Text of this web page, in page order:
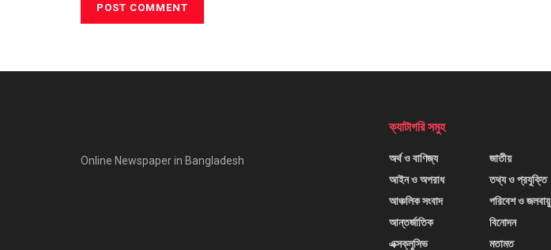
Online Newspaper in Bangladesh
ক্যাটাগরি সমুহ
অর্থ ও বাণিজ্য
আইন ও অপরাধ
আঞ্চলিক সংবাদ
আন্তর্জাতিক
এক্সক্লুসিভ
জাতীয়
তথ্য ও প্রযুক্তি
পরিবেশ ও জলবায়ু
বিনোদন
মতামত